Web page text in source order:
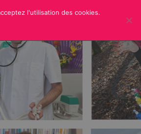
l'utilisation des cookies.